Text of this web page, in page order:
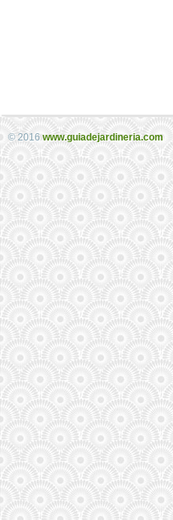
© 2016 www.guiadejardineria.com